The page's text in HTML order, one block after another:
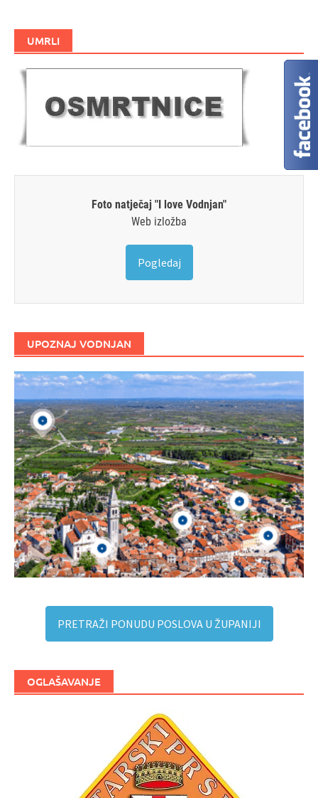
UMRLI
Foto natječaj "I love Vodnjan"
Web izložba
Pogledaj
UPOZNAJ VODNJAN
PRETRAŽI PONUDU POSLOVA U ŽUPANIJI
OGLAŠAVANJE